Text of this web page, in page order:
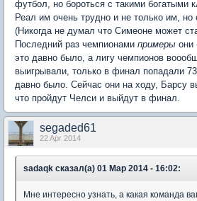
футбол, но бороться с такими богатыми
Реал им очень трудно и не только им, но
(Никогда не думал что Симеоне может
Последний раз чемпионами примеры они
это давно было, а лигу чемпионов
выигрывали, только в финал попадали
давно было. Сейчас они на ходу, Барсу
что пройдут Челси и выйдут в финал.
segaded61
22 Apr 2014
sadaqk сказал(а) 01 Мар 2014 - 16:02:
Мне интересно узнать, а какая команда